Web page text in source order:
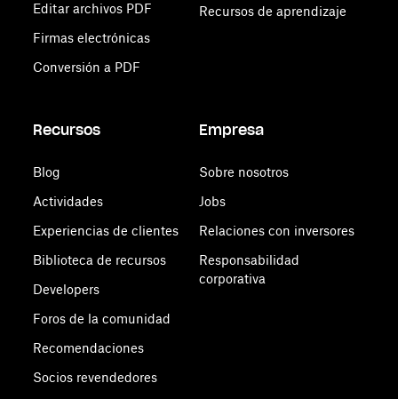
Editar archivos PDF
Firmas electrónicas
Conversión a PDF
Recursos de aprendizaje
Recursos
Blog
Actividades
Experiencias de clientes
Biblioteca de recursos
Developers
Foros de la comunidad
Recomendaciones
Socios revendedores
Empresa
Sobre nosotros
Jobs
Relaciones con inversores
Responsabilidad
corporativa